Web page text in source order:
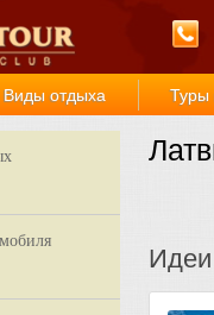
Виды отдыха Туры
Идеи